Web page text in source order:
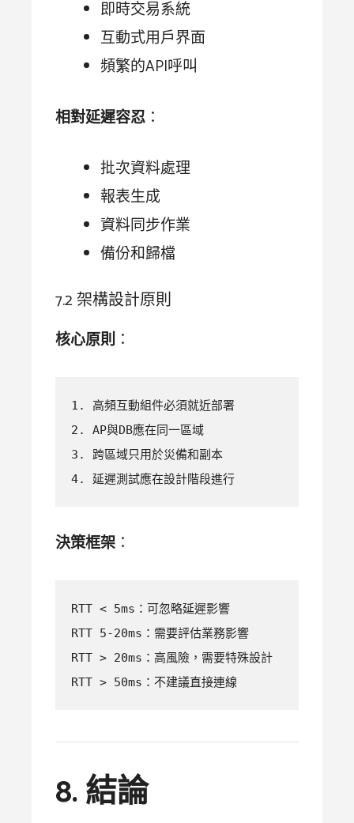
即時交易系統
互動式用戶界面
頻繁的API呼叫
相對延遲容忍 ：
批次資料處理
報表生成
資料同步作業
備份和歸檔
7.2 架構設計原則
核心原則 ：
1. 高頻互動組件必須就近部署
2. AP與DB應在同一區域
3. 跨區域只用於災備和副本
4. 延遲測試應在設計階段進行
決策框架 ：
RTT < 5ms：可忽略延遲影響
RTT 5-20ms：需要評估業務影響
RTT > 20ms：高風險，需要特殊設計
RTT > 50ms：不建議直接連線
8. 結論